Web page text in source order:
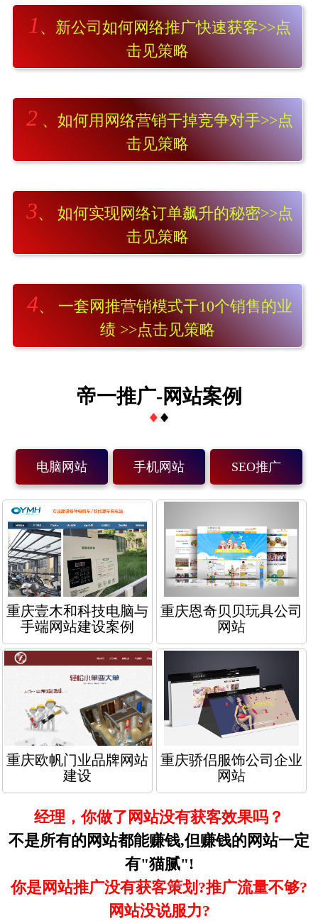
1 、新公司如何网络推广快速获客>>点
击见策略
2 、如何用网络营销干掉竞争对手>>点
击见策略
3、 如何实现网络订单飙升的秘密>>点
击见策略
4、 一套网推营销模式干10个销售的业
绩 >>点击见策略
帝一推广-网站案例
电脑网站 手机网站 SEO推广
重庆壹木和科技电脑与
手端网站建设案例
重庆恩奇贝贝玩具公司
网站
重庆欧帆门业品牌网站
建设
重庆骄侣服饰公司企业
网站
经理，你做了网站没有获客效果吗？
不是所有的网站都能赚钱,但赚钱的网站一定
有"猫腻"!
你是网站推广没有获客策划?推广流量不够?
网站没说服力?